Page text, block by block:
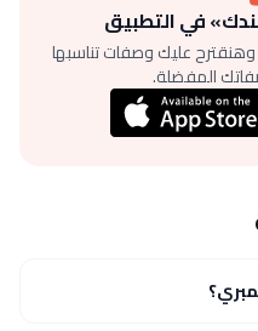
في التطبيق
عليك وصفات تناسبها
المفضلة.